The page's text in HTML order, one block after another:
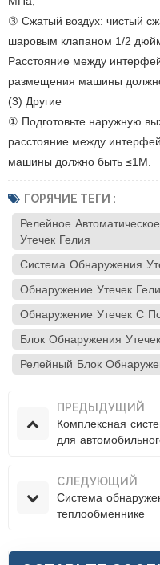
③ Сжатый воздух: чистый
шаровым клапаном 1/2
Расстояние между
размещения машины
(3) Другие
① Подготовьте наружную
расстояние между
машины должно быть ≤1М.
ГОРЯЧИЕ ТЕГИ :
Релейное
Утечек Гелия
Система Обнаружения
Обнаружение Утечек
Обнаружение Утечек С
Блок Обнаружения
Релейный Блок
ПРЕДЫДУЩИЙ
Комплексная
для
СЛЕДУЮЩИЙ
Система
теплообменнике